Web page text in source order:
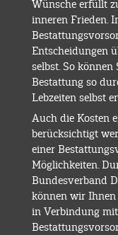
Wünsche erfüllt
inneren Frieden.
Entscheidungen
selbst. So können
Bestattung so
Lebzeiten selbst
Auch die Kosten
berücksichtigt
einer
Möglichkeiten.
Bundesverband
können wir Ihnen
in Verbindung